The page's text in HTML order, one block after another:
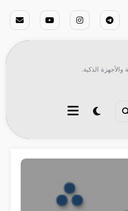
الذكية.